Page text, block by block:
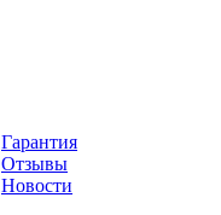
Гарантия
Отзывы
Новости